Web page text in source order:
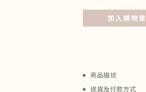
加入購物車
商品描述
送貨及付款方式